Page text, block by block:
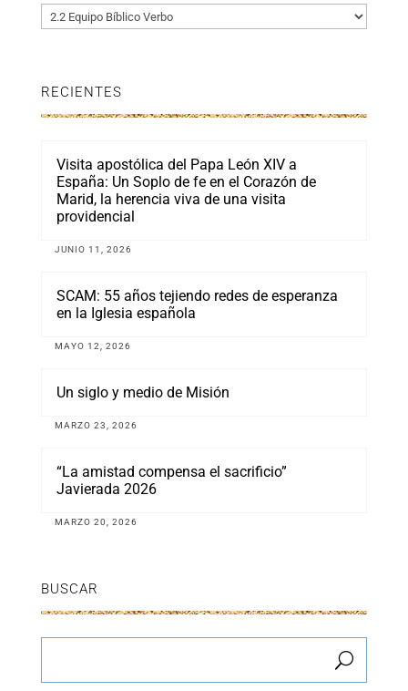
Categorías
RECIENTES
Visita apostólica del Papa León XIV a
España: Un Soplo de fe en el Corazón de
Marid, la herencia viva de una visita
providencial
JUNIO 11, 2026
SCAM: 55 años tejiendo redes de esperanza
en la Iglesia española
MAYO 12, 2026
Un siglo y medio de Misión
MARZO 23, 2026
“La amistad compensa el sacrificio”
Javierada 2026
MARZO 20, 2026
BUSCAR